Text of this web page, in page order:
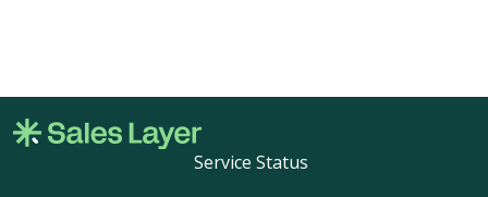
Service Status